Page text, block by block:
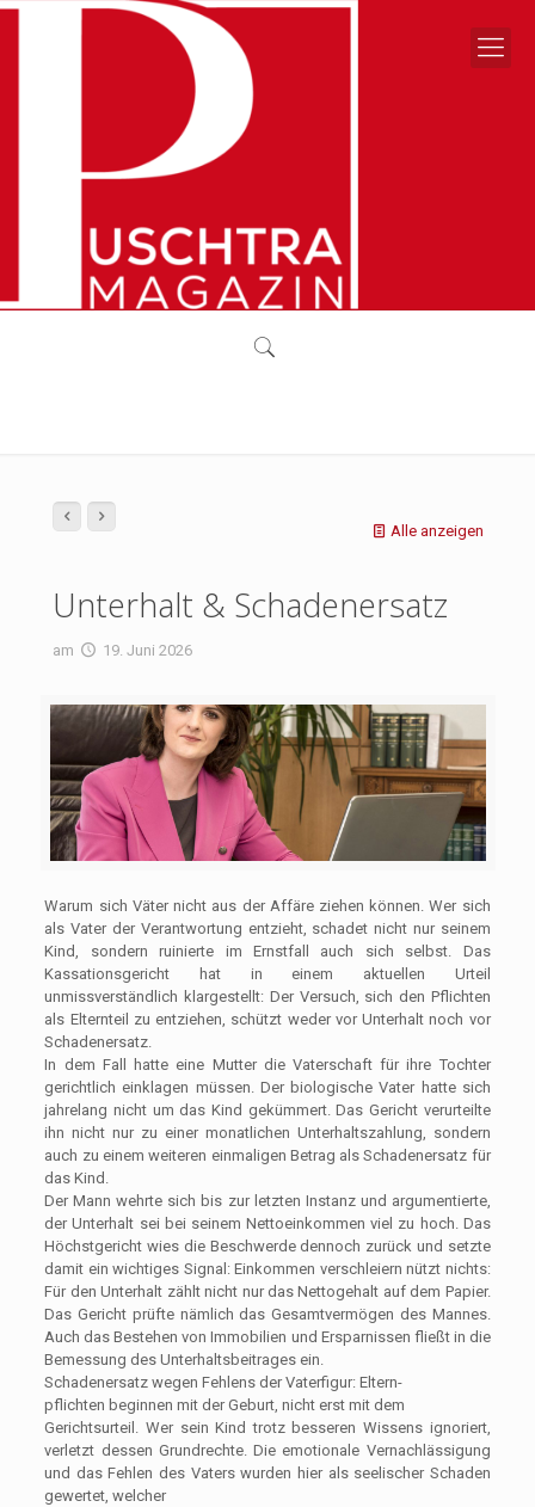
Alle anzeigen
Unterhalt & Schadenersatz
am 19. Juni 2026
Warum sich Väter nicht aus der Affäre ziehen können. Wer sich
als Vater der Verantwortung entzieht, schadet nicht nur seinem
Kind, sondern ruinierte im Ernstfall auch sich selbst. Das
Kassationsgericht hat in einem aktuellen Urteil
unmissverständlich klargestellt: Der Versuch, sich den Pflichten
als Elternteil zu entziehen, schützt weder vor Unterhalt noch vor
Schadenersatz.
In dem Fall hatte eine Mutter die Vaterschaft für ihre Tochter
gerichtlich einklagen müssen. Der biologische Vater hatte sich
jahrelang nicht um das Kind gekümmert. Das Gericht verurteilte
ihn nicht nur zu einer monatlichen Unterhaltszahlung, sondern
auch zu einem weiteren einmaligen Betrag als Schadenersatz für
das Kind.
Der Mann wehrte sich bis zur letzten Instanz und argumentierte,
der Unterhalt sei bei seinem Nettoeinkommen viel zu hoch. Das
Höchstgericht wies die Beschwerde dennoch zurück und setzte
damit ein wichtiges Signal: Einkommen verschleiern nützt nichts:
Für den Unterhalt zählt nicht nur das Nettogehalt auf dem Papier.
Das Gericht prüfte nämlich das Gesamtvermögen des Mannes.
Auch das Bestehen von Immobilien und Ersparnissen fließt in die
Bemessung des Unterhaltsbeitrages ein.
Schadenersatz wegen Fehlens der Vaterfigur: Eltern-
pflichten beginnen mit der Geburt, nicht erst mit dem
Gerichtsurteil. Wer sein Kind trotz besseren Wissens ignoriert,
verletzt dessen Grundrechte. Die emotionale Vernachlässigung
und das Fehlen des Vaters wurden hier als seelischer Schaden
gewertet, welcher